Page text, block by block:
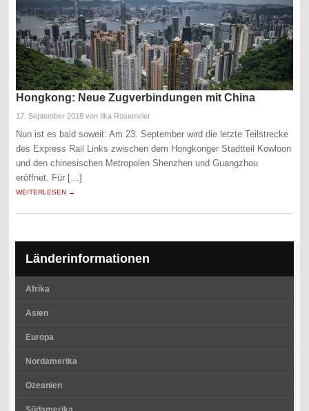
Hongkong: Neue Zugverbindungen mit China
17. September 2018 von Ilka Rosemeier
Nun ist es bald soweit: Am 23. September wird die letzte Teilstrecke
des Express Rail Links zwischen dem Hongkonger Stadtteil Kowloon
und den chinesischen Metropolen Shenzhen und Guangzhou
eröffnet. Für […]
WEITERLESEN →
Länderinformationen
Afrika
Asien
Europa
Nordamerika
Ozeanien